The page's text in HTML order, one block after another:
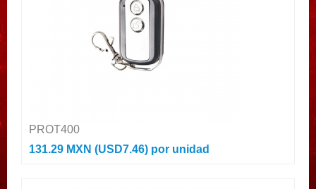
PROT400
131.29 MXN (USD7.46) por unidad